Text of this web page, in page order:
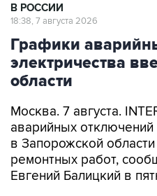
В РОССИИ
18:38, 7 августа 2026
Графики
электричества
области
Москва. 7 августа.
аварийных отключений
в Запорожской
ремонтных работ,
Евгений Балицкий в